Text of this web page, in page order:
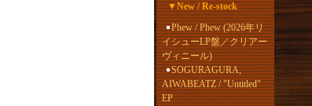
▼New / Re-stock
Phew / Phew (2026年リ
イシューLP盤／クリアー
ヴィニール)
SOGURAGURA,
AIWABEATZ / "Untitled"
EP